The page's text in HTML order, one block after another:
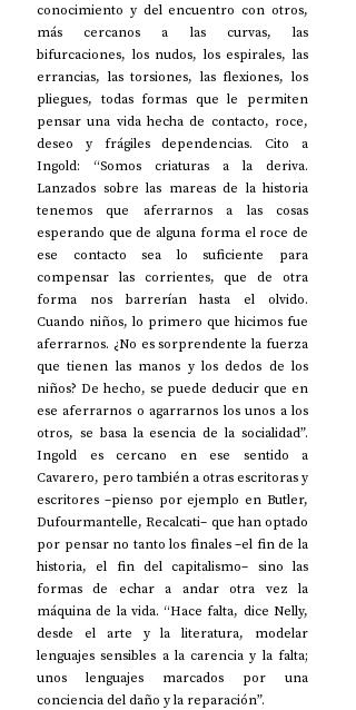
conocimiento y del encuentro con otros,
más cercanos a las curvas, las
bifurcaciones, los nudos, los espirales, las
errancias, las torsiones, las flexiones, los
pliegues, todas formas que le permiten
pensar una vida hecha de contacto, roce,
deseo y frágiles dependencias. Cito a
Ingold: “Somos criaturas a la deriva.
Lanzados sobre las mareas de la historia
tenemos que aferrarnos a las cosas
esperando que de alguna forma el roce de
ese contacto sea lo suficiente para
compensar las corrientes, que de otra
forma nos barrerían hasta el olvido.
Cuando niños, lo primero que hicimos fue
aferrarnos. ¿No es sorprendente la fuerza
que tienen las manos y los dedos de los
niños? De hecho, se puede deducir que en
ese aferrarnos o agarrarnos los unos a los
otros, se basa la esencia de la socialidad”.
Ingold es cercano en ese sentido a
Cavarero, pero también a otras escritoras y
escritores –pienso por ejemplo en Butler,
Dufourmantelle, Recalcati– que han optado
por pensar no tanto los finales –el fin de la
historia, el fin del capitalismo– sino las
formas de echar a andar otra vez la
máquina de la vida. “Hace falta, dice Nelly,
desde el arte y la literatura, modelar
lenguajes sensibles a la carencia y la falta;
unos lenguajes marcados por una
conciencia del daño y la reparación”.